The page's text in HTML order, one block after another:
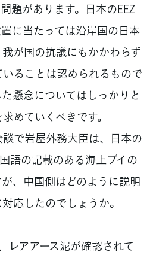
題があります。日本のEEZ
に当たっては沿岸国の日本
が国の抗議にもかかわらず
ることは認められるもので
懸念についてはしっかりと
めていくべきです。
で岩屋外務大臣は、日本の
語の記載のある海上ブイの
、中国側はどのように説明
応したのでしょうか。
レアアース泥が確認されて